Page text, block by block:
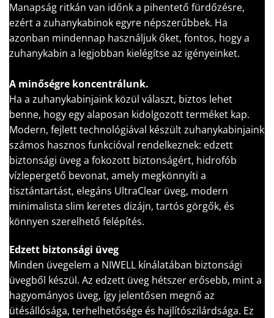
Manapság ritkán van időnk a pihentető fürdőzésre,
ezért a zuhanykabinok egyre népszerűbbek. Ha
azonban mindennap használjuk őket, fontos, hogy a
zuhanykabin a legjobban kielégítse az igényeinket.
A minőségre koncentrálunk.
Ha a zuhanykabinjaink közül választ, biztos lehet
benne, hogy egy alaposan kidolgozott terméket kap.
Modern, fejlett technológiával készült zuhanykabinjaink
számos hasznos funkcióval rendelkeznek: edzett
biztonsági üveg a fokozott biztonságért, hidrofób
vízlepergető bevonat, amely megkönnyíti a
tisztántartást, elegáns UltraClear üveg, modern
minimalista slim keretes dizájn, tartós görgők, és
könnyen szerelhető felépítés.
Edzett biztonsági üveg
Minden üvegelem a NIWELL kínálatában biztonsági
üvegből készül. Az edzett üveg hétszer erősebb, mint a
hagyományos üveg, így jelentősen megnő az
ütésállósága, terhelhetősége és hajlítószilárdsága. Ez